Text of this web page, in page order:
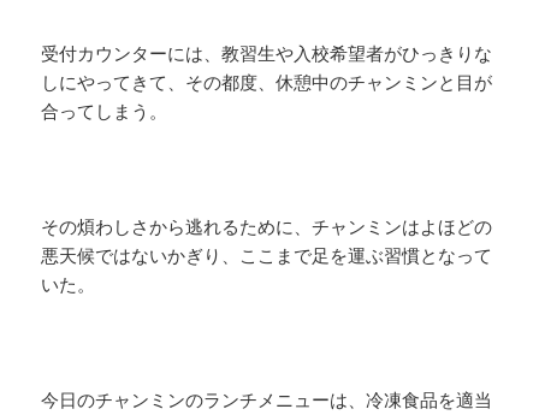
受付カウンターには、教習生や入校希望者がひっきりな
しにやってきて、その都度、休憩中のチャンミンと目が
合ってしまう。
その煩わしさから逃れるために、チャンミンはよほどの
悪天候ではないかぎり、ここまで足を運ぶ習慣となって
いた。
今日のチャンミンのランチメニューは、冷凍食品を適当